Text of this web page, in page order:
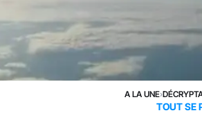
A LA UNE›
TOUT SE